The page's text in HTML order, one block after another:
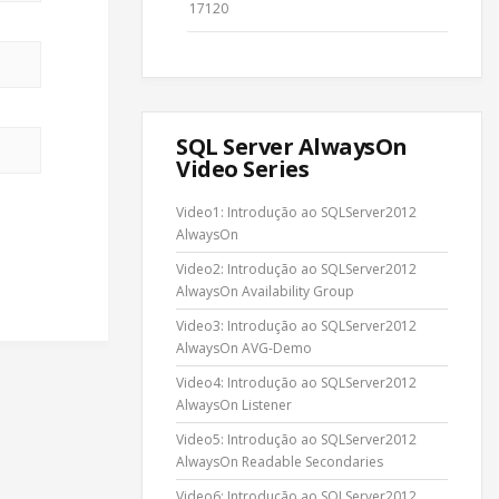
17120
SQL Server AlwaysOn
Video Series
Video1: Introdução ao SQLServer2012
AlwaysOn
Video2: Introdução ao SQLServer2012
AlwaysOn Availability Group
Video3: Introdução ao SQLServer2012
AlwaysOn AVG-Demo
Video4: Introdução ao SQLServer2012
AlwaysOn Listener
Video5: Introdução ao SQLServer2012
AlwaysOn Readable Secondaries